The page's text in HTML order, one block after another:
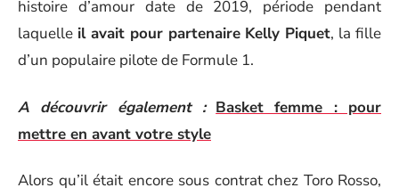
histoire d’amour date de 2019, période pendant
laquelle il avait pour partenaire Kelly Piquet, la fille
d’un populaire pilote de Formule 1.
A découvrir également : Basket femme : pour
mettre en avant votre style
Alors qu’il était encore sous contrat chez Toro Rosso,